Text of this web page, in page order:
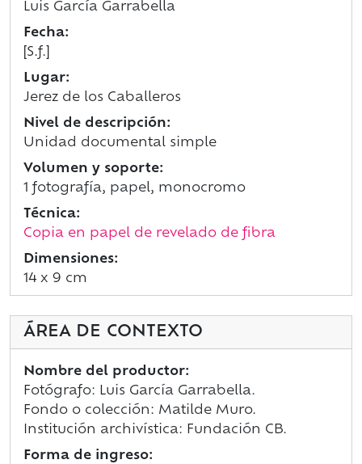
Luis García Garrabella
Fecha:
[S.f.]
Lugar:
Jerez de los Caballeros
Nivel de descripción:
Unidad documental simple
Volumen y soporte:
1 fotografía, papel, monocromo
Técnica:
Copia en papel de revelado de fibra
Dimensiones:
14 x 9 cm
ÁREA DE CONTEXTO
Nombre del productor:
Fotógrafo: Luis García Garrabella.
Fondo o colección: Matilde Muro.
Institución archivística: Fundación CB.
Forma de ingreso: